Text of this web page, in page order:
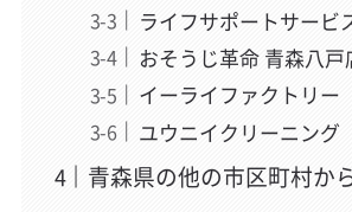
ライフサポートサービ
おそうじ革命 青森八戸
イーライファクトリー
ユウニイクリーニング
青森県の他の市区町村か